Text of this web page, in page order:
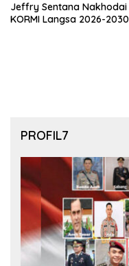
Jeffry Sentana Nakhodai
KORMI Langsa 2026-2030
PROFIL7